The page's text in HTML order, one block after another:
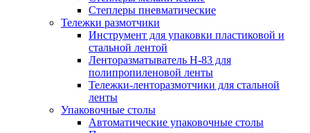
Степлеры пневматические
Тележки размотчики
Инструмент для упаковки пластиковой и
стальной лентой
Ленторазматыватель Н-83 для
полипропиленовой ленты
Тележки-ленторазмотчики для стальной
ленты
Упаковочные столы
Автоматические упаковочные столы